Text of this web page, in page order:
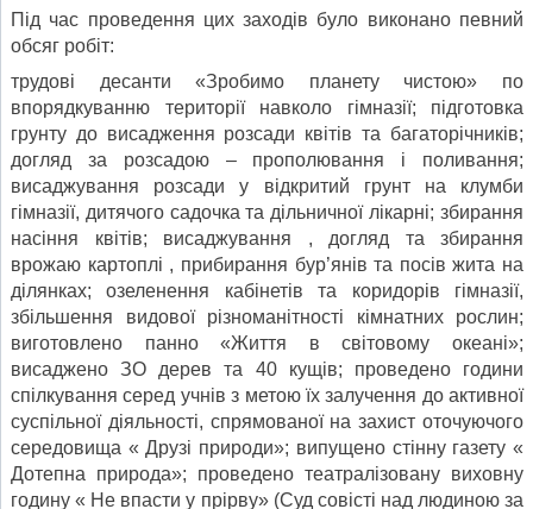
Під час проведення цих заходів було виконано певний
обсяг робіт:
трудові десанти «Зробимо планету чистою» по
впорядкуванню території навколо гімназії; підготовка
грунту до висадження розсади квітів та багаторічників;
догляд за розсадою – прополювання і поливання;
висаджування розсади у відкритий грунт на клумби
гімназії, дитячого садочка та дільничної лікарні; збирання
насіння квітів; висаджування , догляд та збирання
врожаю картоплі , прибирання бур’янів та посів жита на
ділянках; озеленення кабінетів та коридорів гімназії,
збільшення видової різноманітності кімнатних рослин;
виготовлено панно «Життя в світовому океані»;
висаджено ЗО дерев та 40 кущів; проведено години
спілкування серед учнів з метою їх залучення до активної
суспільної діяльності, спрямованої на захист оточуючого
середовища « Друзі природи»; випущено стінну газету «
Дотепна природа»; проведено театралізовану виховну
годину « Не впасти у прірву» (Суд совісті над людиною за